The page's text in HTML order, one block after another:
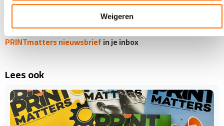
Weigeren
Blijf op de hoogte: ontvang wekelijks degratis
PRINTmatters nieuwsbriefin je inbox
Lees ook